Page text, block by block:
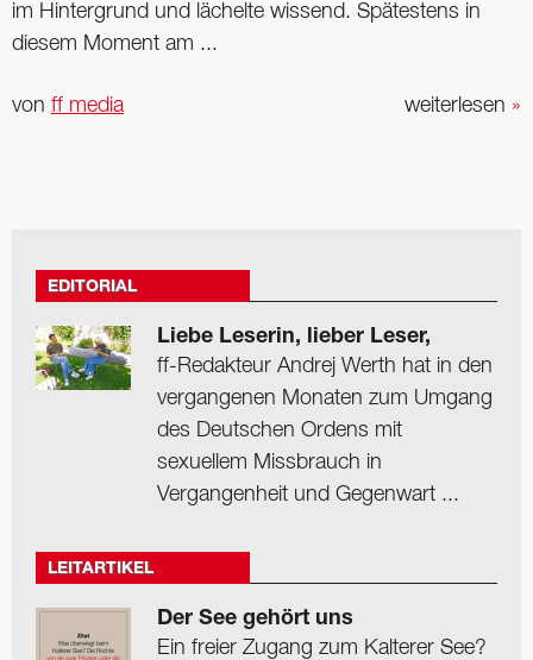
im Hintergrund und lächelte wissend. Spätestens in
diesem Moment am ...
weiterlesen »
von ff media
EDITORIAL
Liebe Leserin, lieber Leser,
ff-Redakteur Andrej Werth hat in den
vergangenen Monaten zum Umgang
des Deutschen Ordens mit
sexuellem Missbrauch in
Vergangenheit und Gegenwart ...
LEITARTIKEL
Der See gehört uns
Ein freier Zugang zum Kalterer See?